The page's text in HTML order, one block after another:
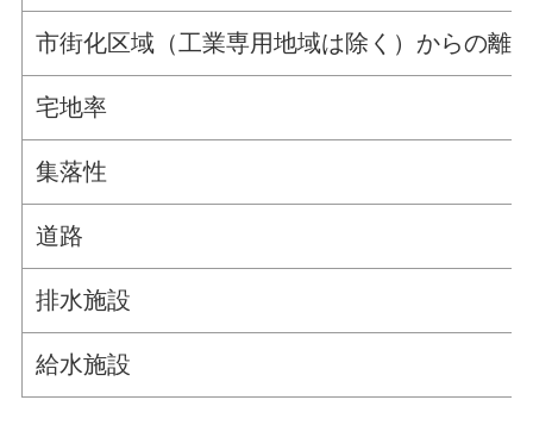
市街化区域（工業専用地域は除く）からの離
宅地率
集落性
道路
排水施設
給水施設